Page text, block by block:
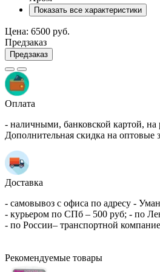
Показать все характеристики
Цена: 6500 руб.
Предзаказ
Предзаказ
Оплата
- наличными, банковской картой,
Дополнительная скидка на
Доставка
- самовывоз с офиса по адресу -
- курьером по СПб – 500 руб; - по
- по России– транспортной
Рекомендуемые товары